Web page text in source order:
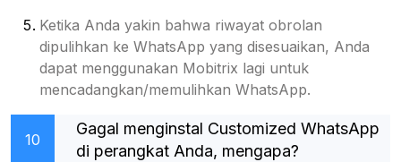
Ketika Anda yakin bahwa riwayat obrolan
dipulihkan ke WhatsApp yang disesuaikan, Anda
dapat menggunakan Mobitrix lagi untuk
mencadangkan/memulihkan WhatsApp.
10
Gagal menginstal Customized WhatsApp
di perangkat Anda, mengapa?